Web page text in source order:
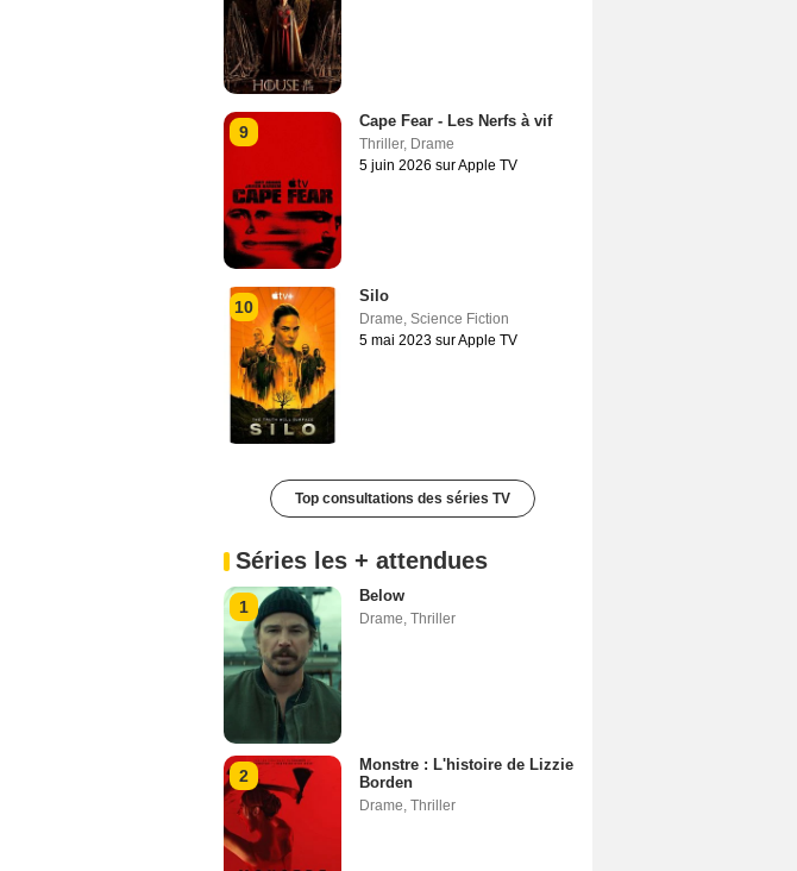
9
Cape Fear - Les Nerfs à vif
Thriller, Drame
5 juin 2026 sur Apple TV
10
Silo
Drame, Science Fiction
5 mai 2023 sur Apple TV
Top consultations des séries TV
Séries les + attendues
1
Below
Drame, Thriller
2
Monstre : L'histoire de Lizzie
Borden
Drame, Thriller